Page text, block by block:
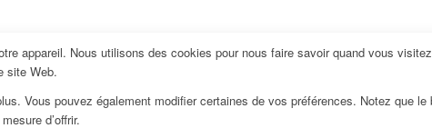
appareil. Nous utilisons des cookies pour nous faire savoir quand vous
site Web.
Vous pouvez également modifier certaines de vos préférences. Notez que
d’offrir.